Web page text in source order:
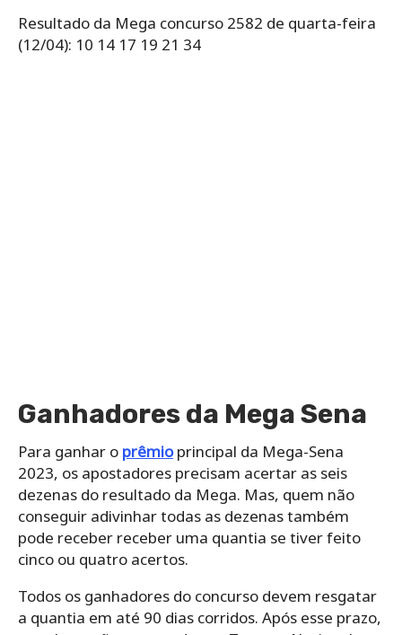
Resultado da Mega concurso 2582 de quarta-feira
(12/04): 10 14 17 19 21 34
Ganhadores da Mega Sena
Para ganhar o prêmioprincipal da Mega-Sena
2023, os apostadores precisam acertar as seis
dezenas do resultado da Mega. Mas, quem não
conseguir adivinhar todas as dezenas também
pode receber receber uma quantia se tiver feito
cinco ou quatro acertos.
Todos os ganhadores do concurso devem resgatar
a quantia em até 90 dias corridos. Após esse prazo,